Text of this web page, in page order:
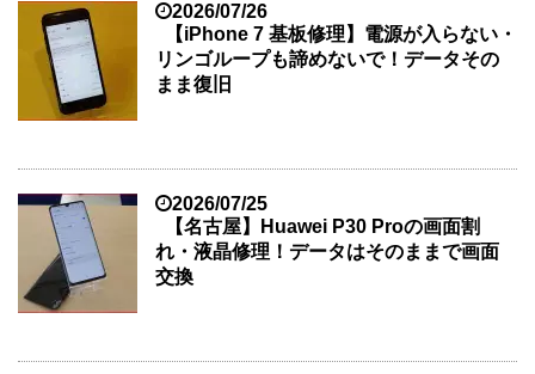
2026/07/26
【iPhone 7 基板修理】電源が入らない・
リンゴループも諦めないで！データその
まま復旧
2026/07/25
【名古屋】Huawei P30 Proの画面割
れ・液晶修理！データはそのままで画面
交換